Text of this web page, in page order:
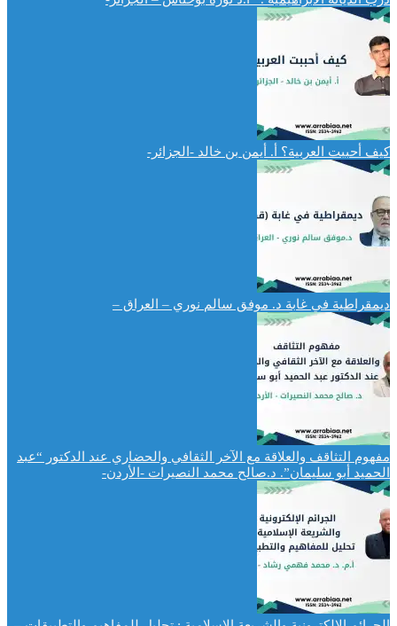
كيف أحببت العربية؟ أ. أيمن بن خالد -الجزائر-
ديمقراطية في غابة د. موفق سالم نوري – العراق –
مفهوم التثاقف والعلاقة مع الآخر الثقافي والحضاري عند الدكتور “عبد
الحميد أبو سليمان”. د.صالح محمد النصيرات -الأردن-